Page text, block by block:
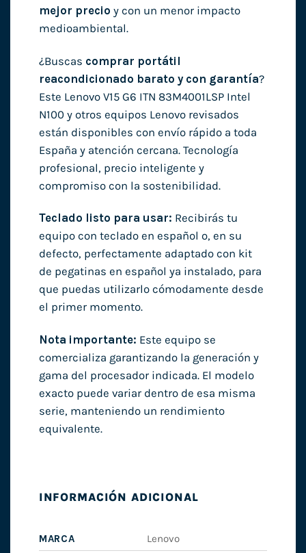
mejor precio y con un menor impacto
medioambiental.
¿Buscas comprar portátil
reacondicionado barato y con garantía?
Este Lenovo V15 G6 ITN 83M4001LSP Intel
N100 y otros equipos Lenovo revisados
están disponibles con envío rápido a toda
España y atención cercana. Tecnología
profesional, precio inteligente y
compromiso con la sostenibilidad.
Teclado listo para usar: Recibirás tu
equipo con teclado en español o, en su
defecto, perfectamente adaptado con kit
de pegatinas en español ya instalado, para
que puedas utilizarlo cómodamente desde
el primer momento.
Nota importante: Este equipo se
comercializa garantizando la generación y
gama del procesador indicada. El modelo
exacto puede variar dentro de esa misma
serie, manteniendo un rendimiento
equivalente.
INFORMACIÓN ADICIONAL
MARCA
Lenovo